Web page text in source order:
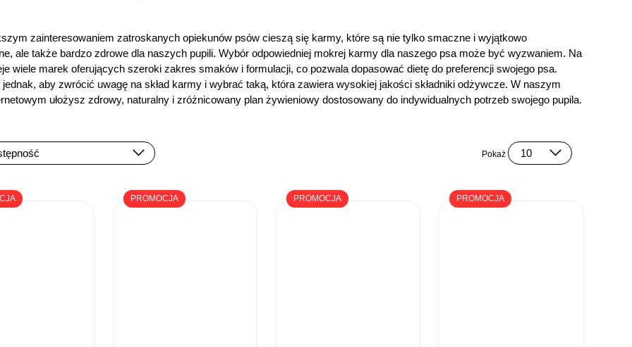
zainteresowaniem zatroskanych opiekunów psów cieszą się karmy, które są nie tylko smaczne i wyjątkowo
ale także bardzo zdrowe dla naszych pupili. Wybór odpowiedniej mokrej karmy dla naszego psa może być wyzwaniem. Na
wiele marek oferujących szeroki zakres smaków i formulacji, co pozwala dopasować dietę do preferencji swojego psa.
jednak, aby zwrócić uwagę na skład karmy i wybrać taką, która zawiera wysokiej jakości składniki odżywcze. W naszym
ułożysz zdrowy, naturalny i zróżnicowany plan żywieniowy dostosowany do indywidualnych potrzeb swojego pupila.
Pokaż
PROMOCJA PROMOCJA PROMOCJA